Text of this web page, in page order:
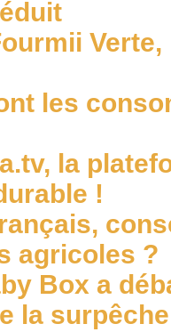
les
la
!
agricoles ?
Box a
la